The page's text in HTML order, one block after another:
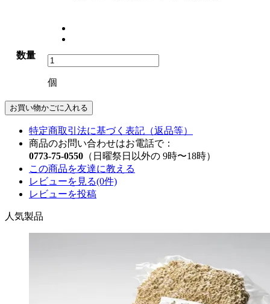
数量
個
お買い物かごに入れる
特定商取引法に基づく表記（返品等）
商品のお問い合わせはお電話で：
0773-75-0550 （日曜祭日以外の 9時〜18時）
この商品を友達に教える
レビューを見る(0件)
レビューを投稿
人気製品